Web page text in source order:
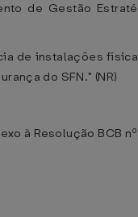
de Gestão
de instalações
do SFN." (NR)
à Resolução BCB